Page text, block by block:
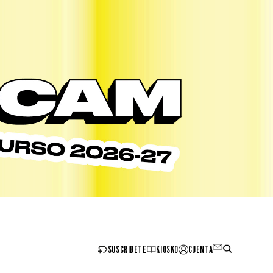
SUSCRIBETE KIOSKO CUENTA